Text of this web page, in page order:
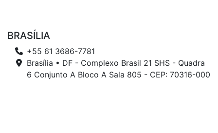
BRASÍLIA
+55 61 3686-7781
Brasília • DF - Complexo Brasil 21 SHS - Quadra
6 Conjunto A Bloco A Sala 805 - CEP: 70316-000